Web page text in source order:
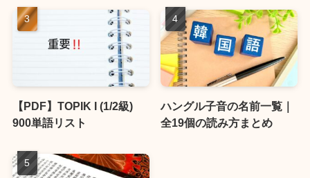
【PDF】TOPIK I (1/2級)
900単語リスト
ハングル子音の名前一覧｜
全19個の読み方まとめ